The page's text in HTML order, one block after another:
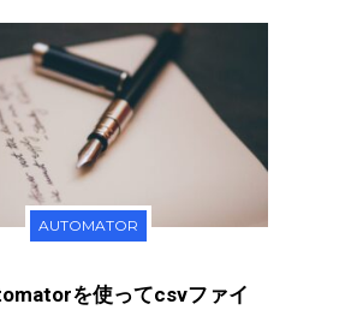
AUTOMATOR
を使ってcsvファイ